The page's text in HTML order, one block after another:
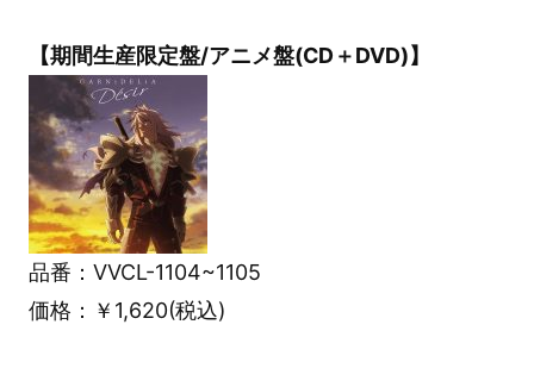
【期間生産限定盤/アニメ盤(CD＋DVD)】
品番：VVCL-1104~1105
価格：￥1,620(税込)